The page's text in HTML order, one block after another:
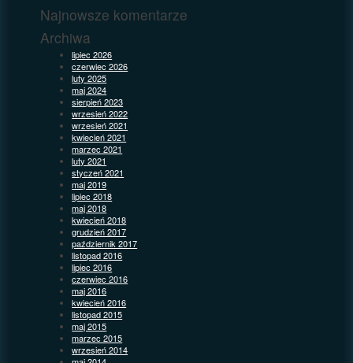
Najnowsze komentarze
Archiwa
lipiec 2026
czerwiec 2026
luty 2025
maj 2024
sierpień 2023
wrzesień 2022
wrzesień 2021
kwiecień 2021
marzec 2021
luty 2021
styczeń 2021
maj 2019
lipiec 2018
maj 2018
kwiecień 2018
grudzień 2017
październik 2017
listopad 2016
lipiec 2016
czerwiec 2016
maj 2016
kwiecień 2016
listopad 2015
maj 2015
marzec 2015
wrzesień 2014